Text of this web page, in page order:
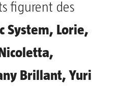
figurent des
System, Lorie,
Brillant, Yuri